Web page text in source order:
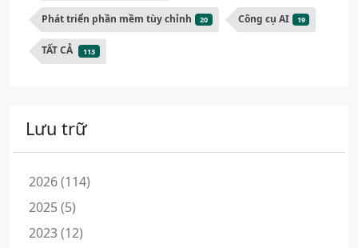
Phát triển phần mềm tùy chỉnh 20 Công cụ AI 19
TẤT CẢ 113
Lưu trữ
2026 (114)
2025 (5)
2023 (12)